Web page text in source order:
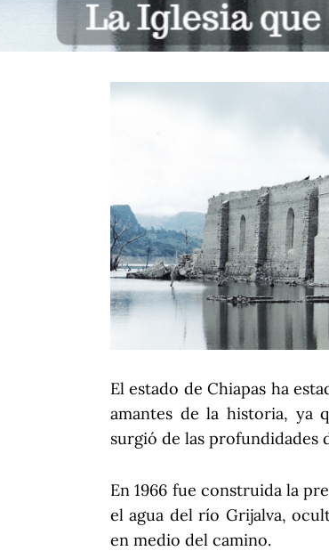
El estado de Chiapas ha
amantes de la historia, ya
surgió de las profundidades
En 1966 fue construida la
el agua del río Grijalva,
en medio del camino.